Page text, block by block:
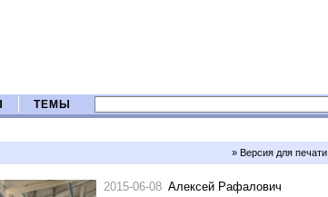
ТЕМЫ
» Версия для печати
2015-06-08 Алексей Рафалович